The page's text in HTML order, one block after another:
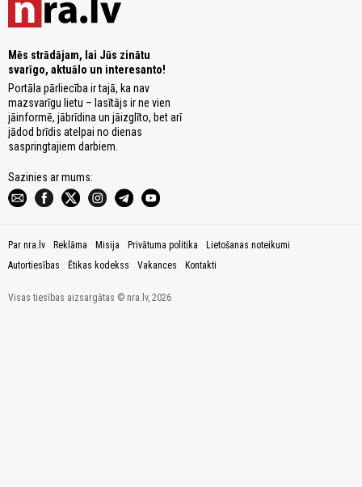
Mēs strādājam, lai Jūs zinātu
svarīgo, aktuālo un interesanto!
Portāla pārliecība ir tajā, ka nav
mazsvarīgu lietu – lasītājs ir ne vien
jāinformē, jābrīdina un jāizglīto, bet arī
jādod brīdis atelpai no dienas
saspringtajiem darbiem.
Sazinies ar mums:
Par nra.lv Reklāma Misija Privātuma politika
Lietošanas noteikumi
Autortiesības
Ētikas kodekss Vakances Kontakti
Visas tiesības aizsargātas © nra.lv, 2026